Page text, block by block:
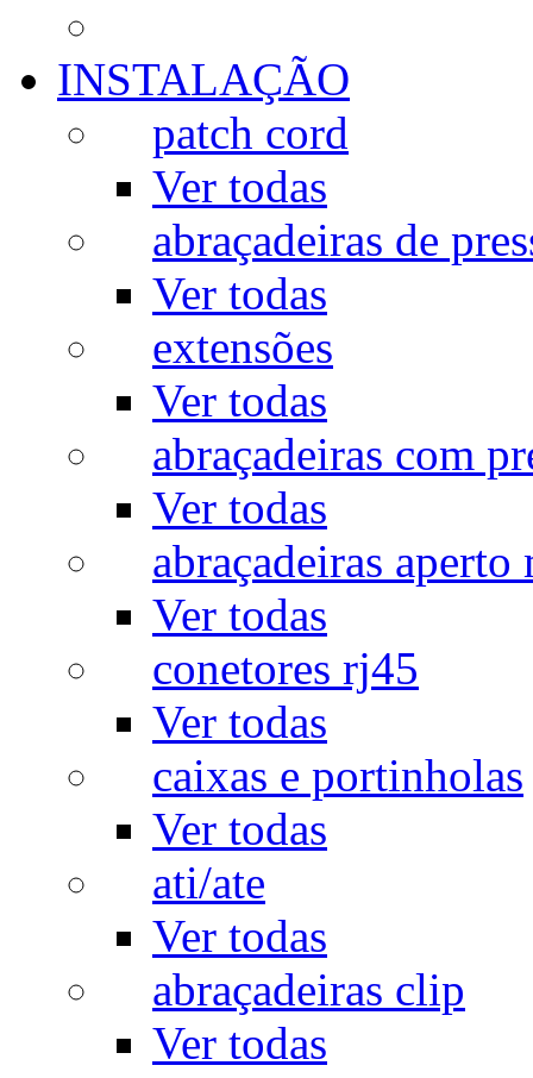
INSTALAÇÃO
patch cord
Ver todas
abraçadeiras de
Ver todas
extensões
Ver todas
abraçadeiras com
Ver todas
abraçadeiras aperto
Ver todas
conetores rj45
Ver todas
caixas e portinholas
Ver todas
ati/ate
Ver todas
abraçadeiras clip
Ver todas